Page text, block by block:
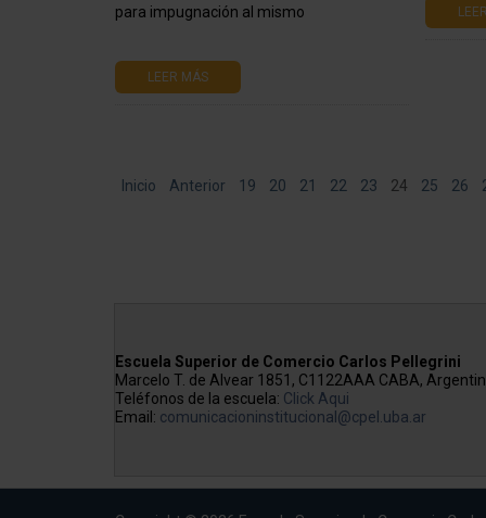
para impugnación al mismo
LEER MÁS
Inicio Anterior 19 20 21 22 23 24 25 26
Escuela Superior de Comercio Carlos Pellegrini
Marcelo T. de Alvear 1851, C1122AAA CABA,
Teléfonos de la escuela: Click Aqui
Email: comunicacioninstitucional@cpel.uba.ar